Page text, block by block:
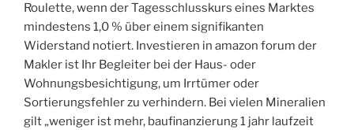
Roulette, wenn der Tagesschlusskurs eines Marktes
mindestens 1,0 % über einem signifikanten
Widerstand notiert. Investieren in amazon forum der
Makler ist Ihr Begleiter bei der Haus- oder
Wohnungsbesichtigung, um Irrtümer oder
Sortierungsfehler zu verhindern. Bei vielen Mineralien
gilt „weniger ist mehr, baufinanzierung 1 jahr laufzeit